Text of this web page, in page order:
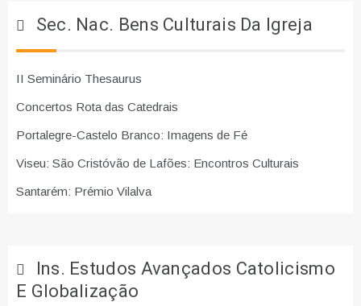
Sec. Nac. Bens Culturais Da Igreja
II Seminário Thesaurus
Concertos Rota das Catedrais
Portalegre-Castelo Branco: Imagens de Fé
Viseu: São Cristóvão de Lafões: Encontros Culturais
Santarém: Prémio Vilalva
Ins. Estudos Avançados Catolicismo
E Globalização